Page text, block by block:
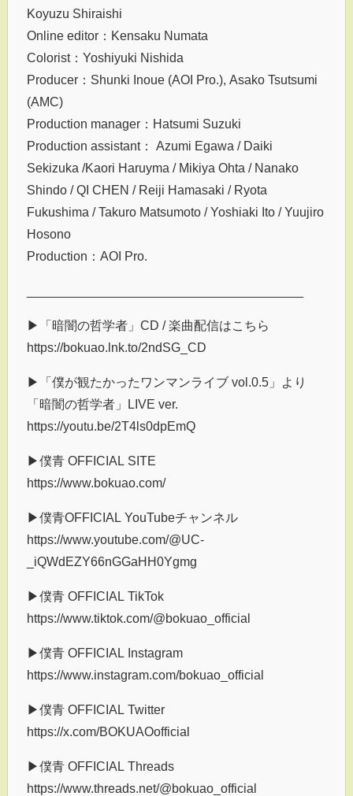
Koyuzu Shiraishi
Online editor：Kensaku Numata
Colorist：Yoshiyuki Nishida
Producer：Shunki Inoue (AOI Pro.), Asako Tsutsumi
(AMC)
Production manager：Hatsumi Suzuki
Production assistant： Azumi Egawa / Daiki
Sekizuka /Kaori Haruyma / Mikiya Ohta / Nanako
Shindo / QI CHEN / Reiji Hamasaki / Ryota
Fukushima / Takuro Matsumoto / Yoshiaki Ito / Yuujiro
Hosono
Production：AOI Pro.
▶︎「暗闇の哲学者」CD / 楽曲配信はこちら
https://bokuao.lnk.to/2ndSG_CD
▶︎「僕が観たかったワンマンライブ vol.0.5」より
「暗闇の哲学者」LIVE ver.
https://youtu.be/2T4ls0dpEmQ
▶僕青 OFFICIAL SITE
https://www.bokuao.com/
▶僕青OFFICIAL YouTubeチャンネル
https://www.youtube.com/@UC-
_iQWdEZY66nGGaHH0Ygmg
▶僕青 OFFICIAL TikTok
https://www.tiktok.com/@bokuao_official
▶僕青 OFFICIAL Instagram
https://www.instagram.com/bokuao_official
▶僕青 OFFICIAL Twitter
https://x.com/BOKUAOofficial
▶僕青 OFFICIAL Threads
https://www.threads.net/@bokuao_official